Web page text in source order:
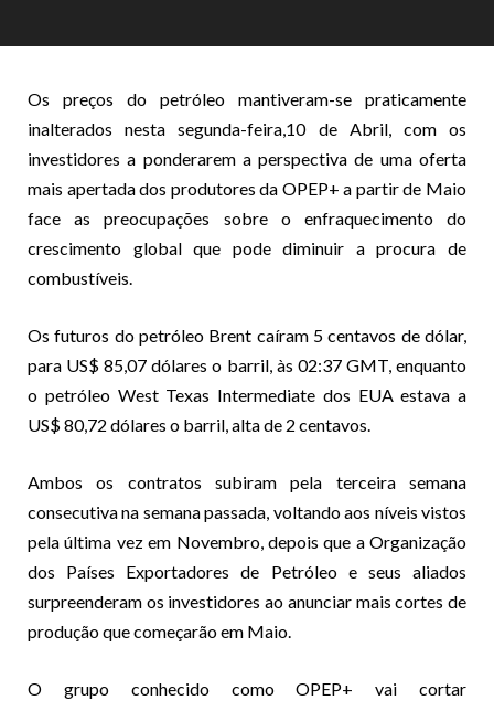
Os preços do petróleo mantiveram-se praticamente
inalterados nesta segunda-feira,10 de Abril, com os
investidores a ponderarem a perspectiva de uma oferta
mais apertada dos produtores da OPEP+ a partir de Maio
face as preocupações sobre o enfraquecimento do
crescimento global que pode diminuir a procura de
combustíveis.
Os futuros do petróleo Brent caíram 5 centavos de dólar,
para US$ 85,07 dólares o barril, às 02:37 GMT, enquanto
o petróleo West Texas Intermediate dos EUA estava a
US$ 80,72 dólares o barril, alta de 2 centavos.
Ambos os contratos subiram pela terceira semana
consecutiva na semana passada, voltando aos níveis vistos
pela última vez em Novembro, depois que a Organização
dos Países Exportadores de Petróleo e seus aliados
surpreenderam os investidores ao anunciar mais cortes de
produção que começarão em Maio.
O grupo conhecido como OPEP+ vai cortar